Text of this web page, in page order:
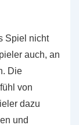
Spiel nicht
auch, an
Die
von
dazu
und